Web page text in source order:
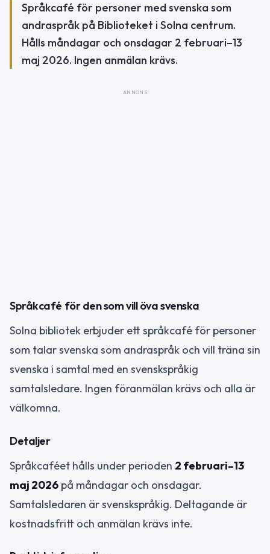
Språkcafé för personer med svenska som
andraspråk på Biblioteket i Solna centrum.
Hålls måndagar och onsdagar 2 februari–13
maj 2026. Ingen anmälan krävs.
ANNONS
Språkcafé för den som vill öva svenska
Solna bibliotek erbjuder ett språkcafé för personer
som talar svenska som andraspråk och vill träna sin
svenska i samtal med en svenskspråkig
samtalsledare. Ingen föranmälan krävs och alla är
välkomna.
Detaljer
Språkcaféet hålls under perioden 2 februari–13
maj 2026 på måndagar och onsdagar.
Samtalsledaren är svenskspråkig. Deltagande är
kostnadsfritt och anmälan krävs inte.